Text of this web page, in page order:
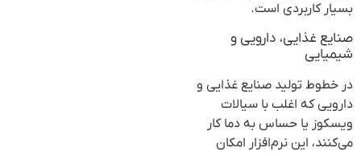
بسیار کاربردی است.
صنایع غذایی، دارویی و
شیمیایی
در خطوط تولید صنایع غذایی و
دارویی که اغلب با سیالات
ویسکوز یا حساس به دما کار
می‌کنند، این نرم‌افزار امکان